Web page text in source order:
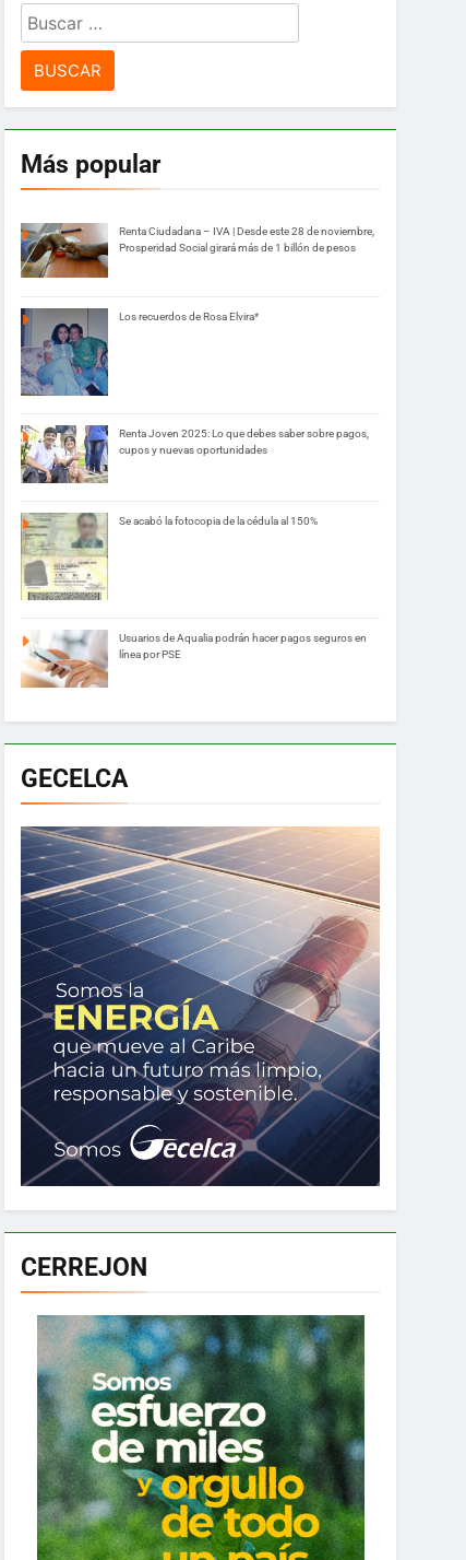
Buscar:
Más popular
Renta Ciudadana – IVA | Desde este 28 de noviembre,
Prosperidad Social girará más de 1 billón de pesos
Los recuerdos de Rosa Elvira*
Renta Joven 2025: Lo que debes saber sobre pagos,
cupos y nuevas oportunidades
Se acabó la fotocopia de la cédula al 150%
Usuarios de Aqualia podrán hacer pagos seguros en
línea por PSE
GECELCA
CERREJON